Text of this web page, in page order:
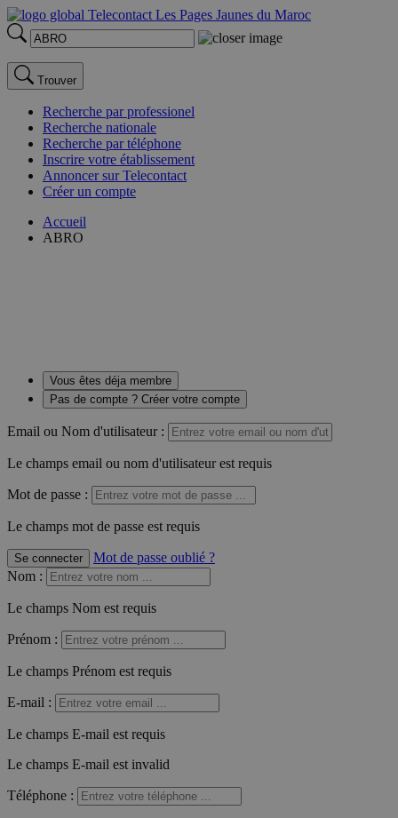
Trouver
Recherche par professionel
Recherche nationale
Recherche par téléphone
Inscrire votre établissement
Annoncer sur Telecontact
Créer un compte
Accueil
ABRO
Vous êtes déja membre
Pas de compte ? Créer votre compte
Email ou Nom d'utilisateur :
Le champs email ou nom d'utilisateur est requis
Mot de passe :
Le champs mot de passe est requis
Se connecter
Mot de passe oublié ?
Nom :
Le champs Nom est requis
Prénom :
Le champs Prénom est requis
E-mail :
Le champs E-mail est requis
Le champs E-mail est invalid
Téléphone :